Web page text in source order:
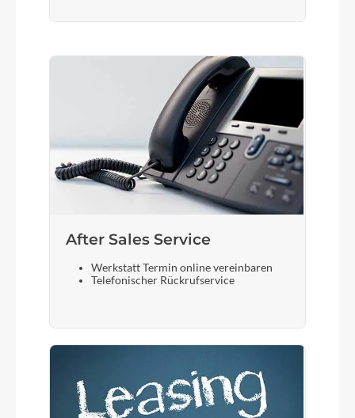
After Sales Service
Werkstatt Termin online vereinbaren
Telefonischer Rückrufservice